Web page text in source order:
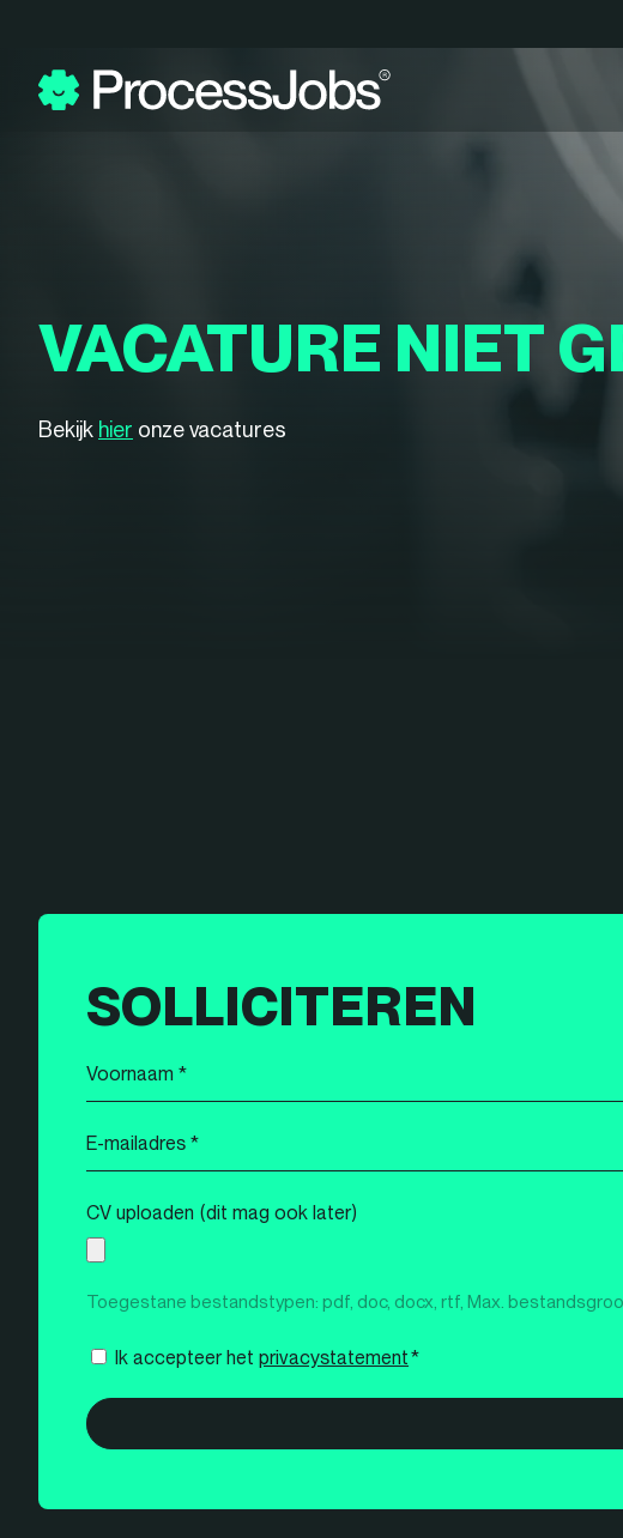
VACATURE NIET
Bekijk hier onze vacatures
SOLLICITEREN
Voornaam
*
E-
mailadres
*
CV uploaden (dit mag ook later)
Toegestane bestandstypen: pdf, doc, docx, rtf, Max.
Instemming
Ik accepteer het privacystatement*